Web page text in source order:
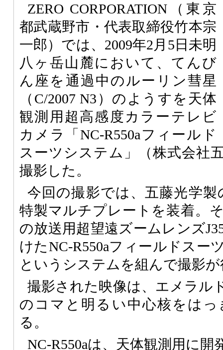
ZERO CORPORATION（東京
都武蔵野市・代表取締役竹本宗
一郎）では、2009年2月5日未明
八ヶ岳山麓において、てんび
ん座を通過中のルーリン彗星
（C/2007 N3）のようすを天体
観測用超高感度カラーテレビ
カメラ「NC-R550aフィールド
スーツシステム」（株式会社
撮影した。
今回の撮影では、五藤光学
特製マルチプレートを装着。
の放送用超望遠ズームレンズ
けたNC-R550aフィールドスー
というシステムを組んで撮影
撮影された映像は、エメラル
のコマと明るい中心核をは
る。
NC-R550aは、天体観測用に